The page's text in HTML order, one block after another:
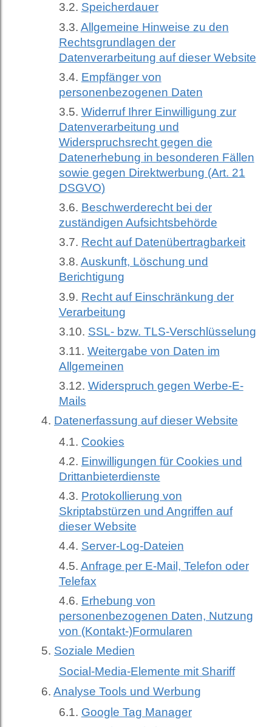
Speicherdauer
Allgemeine Hinweise zu den
Rechtsgrundlagen der
Datenverarbeitung auf dieser Website
Empfänger von
personenbezogenen Daten
Widerruf Ihrer Einwilligung zur
Datenverarbeitung und
Widerspruchsrecht gegen die
Datenerhebung in besonderen Fällen
sowie gegen Direktwerbung (Art. 21
DSGVO)
Beschwerderecht bei der
zuständigen Aufsichtsbehörde
Recht auf Datenübertragbarkeit
Auskunft, Löschung und
Berichtigung
Recht auf Einschränkung der
Verarbeitung
SSL- bzw. TLS-Verschlüsselung
Weitergabe von Daten im
Allgemeinen
Widerspruch gegen Werbe-E-
Mails
Datenerfassung auf dieser Website
Cookies
Einwilligungen für Cookies und
Drittanbieterdienste
Protokollierung von
Skriptabstürzen und Angriffen auf
dieser Website
Server-Log-Dateien
Anfrage per E-Mail, Telefon oder
Telefax
Erhebung von
personenbezogenen Daten, Nutzung
von (Kontakt-)Formularen
Soziale Medien
Social-Media-Elemente mit Shariff
Analyse Tools und Werbung
Google Tag Manager